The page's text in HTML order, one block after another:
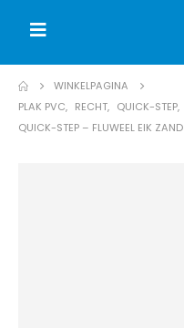
WINKELPAGINA
PLAK PVC, RECHT, QUICK-STEP,
QUICK-STEP – FLUWEEL EIK ZAND